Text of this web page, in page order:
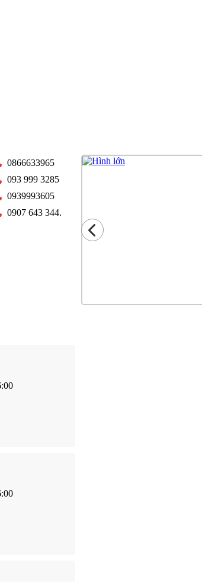
0866633965
093 999 3285
0939993605
0907 643 344.